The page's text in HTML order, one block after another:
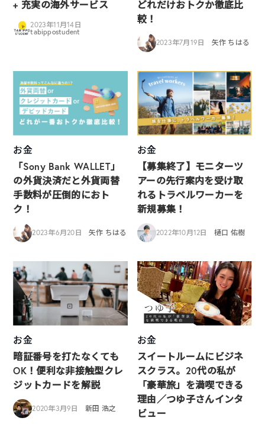
+ 充実の海外サービス
2023年11月14日
tabippostudent
どれだけおトクか徹底比
較！
2023年7月19日 矢作 ちはる
お金
「Sony Bank WALLET」
の外貨決済だと外貨両替
手数料が圧倒的におト
ク！
2023年6月20日 矢作 ちはる
お金
【募集終了】モニターツ
アーの先行案内を受け取
れるトラベルワーカーを
新規募集！
2022年10月12日 樋口 佑樹
お金
暗証番号を打たなくても
OK！便利な非接触型クレ
ジットカードを解説
2020年3月9日 新田 浩之
お金
スイートルームにビジネ
スクラス。20代の私が
「豪華旅」を満喫できる
理由／つゆ子さんインタ
ビュー